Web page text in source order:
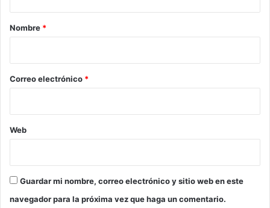
r
*
Nombre *
Correo electrónico *
Web
Guardar mi nombre, correo electrónico y sitio web en este
navegador para la próxima vez que haga un comentario.